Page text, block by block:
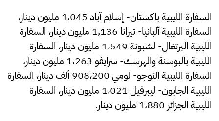
السفارة الليبية باكستان- إسلام آباد 1،045 مليون دينار،
السفارة الليبية ألبانيا- تيرانا 1,136 مليون دينار، السفارة
الليبية البرتغال- لشبونة 1،549 مليون دينار، السفارة
الليبية بالبوسنة والهرسك- سرايفو 1،263 مليون دينار،
السفارة الليبية التوجو- لومي 908،200 ألف دينار، السفارة
الليبية الجابون- ليبرفيل 1،021 مليون دينار، السفارة
الليبية الجزائر 1،880 مليون دينار.